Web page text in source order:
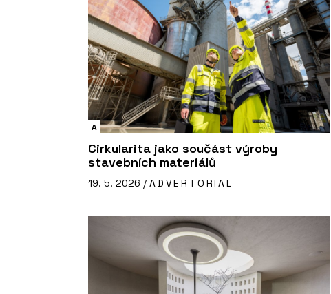
A
Cirkularita jako součást výroby
stavebních materiálů
19. 5. 2026 / ADVERTORIAL